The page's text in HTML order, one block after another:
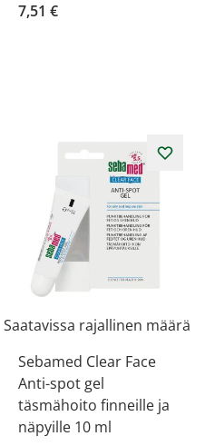
7,51 €
Saatavissa rajallinen määrä
Sebamed Clear Face
Anti-spot gel
täsmähoito finneille ja
näpyille 10 ml